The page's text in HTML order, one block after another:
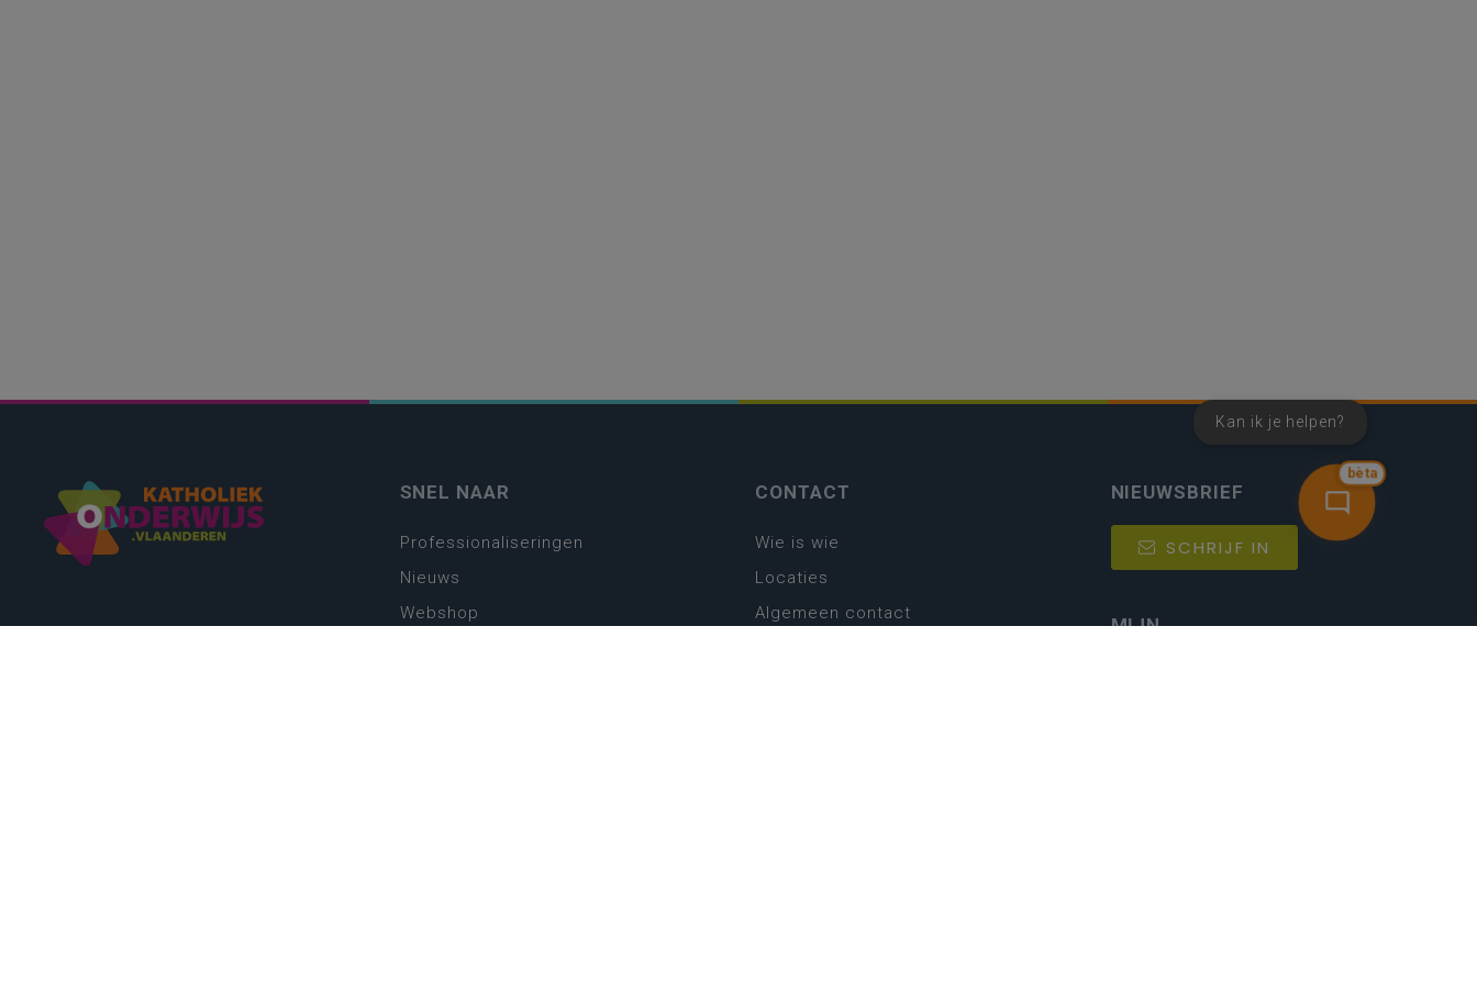
bèta
Kan ik je helpen?
SNEL NAAR
Professionaliseringen
Nieuws
Webshop
CONTACT
Wie is wie
Locaties
Algemeen contact
NIEUWSBRIEF
SCHRIJF IN
MIJN.